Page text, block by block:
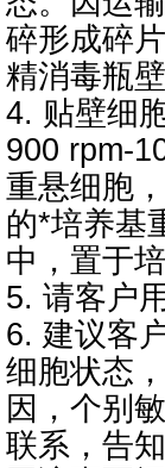
碎形成碎
精消毒瓶
4. 贴壁细
900 rpm-
重悬细胞
的*培养基
中，置于
5. 请客户
6. 建议客
细胞状态
因，个别
联系，告